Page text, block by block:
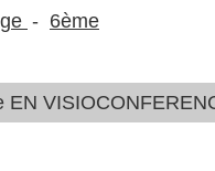
6ème
EN